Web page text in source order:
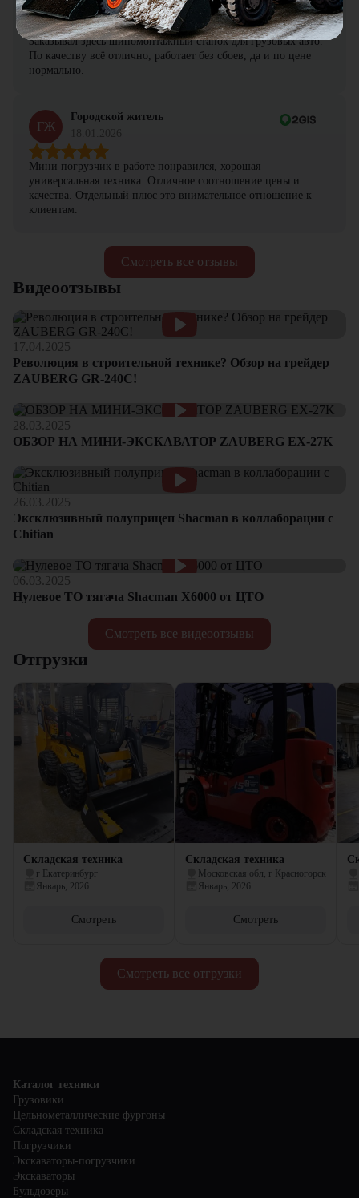
Смотреть все отзывы
19.01.2026
Заказывал здесь шиномонтажный станок для грузовых авто.
По качеству всё отлично, работает без сбоев, да и по цене
нормально.
ГЖ
Городской житель
Мини погрузчик в работе понравился, хорошая
универсальная техника. Отличное соотношение цены и
качества. Отдельный плюс это внимательное отношение к
клиентам.
Смотреть все видеоотзывы
Видеоотзывы
17.04.2025
Революция в строительной технике? Обзор на грейдер
ZAUBERG GR-240C!
28.03.2025
ОБЗОР НА МИНИ-ЭКСКАВАТОР ZAUBERG EX-27K
26.03.2025
Эксклюзивный полуприцеп Shacman в коллаборации с
Chitian
06.03.2025
Нулевое ТО тягача Shacman Х6000 от ЦТО
Смотреть все отгрузки
Отгрузки
Складская техника
г Екатеринбург
Январь, 2026
Смотреть
Складская техника
Московская обл, г Красногорск
Январь, 2026
Смотреть
Каталог техники
Грузовики
Цельнометаллические фургоны
Складская техника
Погрузчики
Экскаваторы-погрузчики
Экскаваторы
Бульдозеры